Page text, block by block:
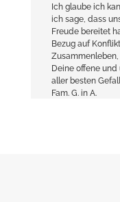
Ich glaube ich
ich sage, dass
Freude bereitet
Bezug auf
Deine offene
aller besten
Fam. G. in A.